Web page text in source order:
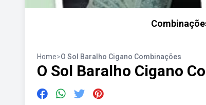
Home>O Sol Baralho Cigano Combinações
O Sol Baralho Cigano